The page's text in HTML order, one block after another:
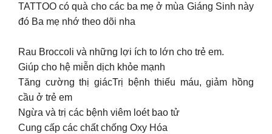
TATTOO có quà cho các ba mẹ ở mùa Giáng Sinh này
đó Ba mẹ nhớ theo dõi nha
Rau Broccoli và những lợi ích to lớn cho trẻ em.
Giúp cho hệ miễn dịch khỏe mạnh
Tăng cường thị giácTrị bệnh thiếu máu, giảm hồng
cầu ở trẻ em
Ngừa và trị các bệnh viêm loét bao tử
Cung cấp các chất chống Oxy Hóa